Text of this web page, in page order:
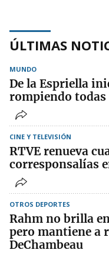
ÚLTIMAS
MUNDO
De la Espriella
rompiendo
CINE Y TELEVISIÓN
RTVE renueva
corresponsalías
OTROS DEPORTES
Rahm no brilla
pero mantiene a
DeChambeau